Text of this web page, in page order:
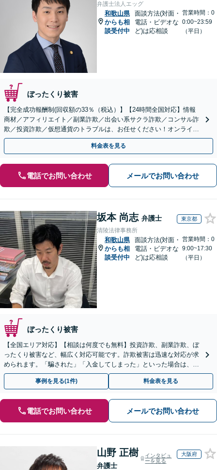
弁護士法人エッグ
和歌山県
からも相
談受付中
面談方法(対面・
電話・ビデオな
ど)は応相談
営業時間：0
0:00~23:59
（平日）
ぼったくり被害
【完全成功報酬制(回収額の33％（税込）】【24時間全国対応】情報
商材／アフィリエイト／副業詐欺／出会い系サクラ詐欺／コンサル詐
欺／投資詐欺／仮想通貨のトラブルは、お任せください！オンライン
のみで解決も可能！
料金表を見る
電話でお問い合わせ メールでお問い合わせ
坂本 尚志 弁護士 東京都
清陵法律事務所
和歌山県
からも相
談受付中
面談方法(対面・
電話・ビデオな
ど)は応相談
営業時間：0
9:00~17:30
（平日）
ぼったくり被害
【全国エリア対応】【相談は何度でも無料】投資詐欺、副業詐欺、ぼ
ったくり被害など、幅広く対応可能です。詐欺被害は迅速な対応が求
められます。「騙された」「入金してしまった」といった場合は、お
早めにご相談ください。【電話・メール・WEB相談可】
事例を見る(1件) 料金表を見る
電話でお問い合わせ メールでお問い合わせ
山野 正樹
弁護士
インタビュ
ーを見る
大阪府